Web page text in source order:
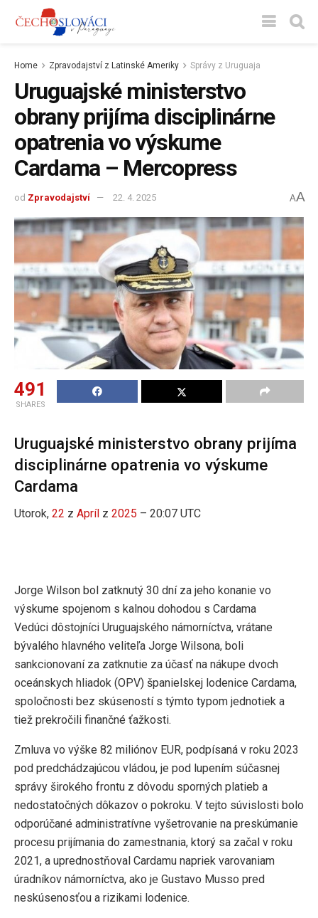
Home Zpravodajství z Latinské Ameriky Správy z Uruguaja
Uruguajské ministerstvo
obrany prijíma disciplinárne
opatrenia vo výskume
Cardama – Mercopress
od Zpravodajství 22. 4. 2025 AA
491
SHARES
Uruguajské ministerstvo obrany prijíma
disciplinárne opatrenia vo výskume
Cardama
Utorok, 22 z Apríl z 2025 – 20:07 UTC
Jorge Wilson bol zatknutý 30 dní za jeho konanie vo
výskume spojenom s kalnou dohodou s Cardama
Vedúci dôstojníci Uruguajského námorníctva, vrátane
bývalého hlavného veliteľa Jorge Wilsona, boli
sankcionovaní za zatknutie za účasť na nákupe dvoch
oceánskych hliadok (OPV) španielskej lodenice Cardama,
spoločnosti bez skúseností s týmto typom jednotiek a
tiež prekročili finančné ťažkosti.
Zmluva vo výške 82 miliónov EUR, podpísaná v roku 2023
pod predchádzajúcou vládou, je pod lupením súčasnej
správy širokého frontu z dôvodu sporných platieb a
nedostatočných dôkazov o pokroku. V tejto súvislosti bolo
odporúčané administratívne vyšetrovanie na preskúmanie
procesu prijímania do zamestnania, ktorý sa začal v roku
2021, a uprednostňoval Cardamu napriek varovaniam
úradníkov námorníctva, ako je Gustavo Musso pred
neskúsenosťou a rizikami lodenice.